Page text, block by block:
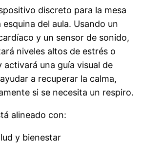
discreto para la mesa
del aula. Usando un
y un sensor de sonido,
niveles altos de estrés o
activará una guía visual de
a recuperar la calma,
si se necesita un respiro.
alineado con:
y bienestar